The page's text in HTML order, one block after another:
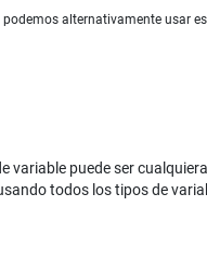
podemos alternativamente usar
variable puede ser
todos los tipos de